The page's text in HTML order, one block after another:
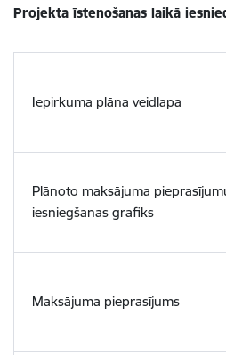
Projekta īstenošanas laikā
Iepirkuma plāna veidlapa
Plānoto maksājuma
iesniegšanas grafiks
Maksājuma pieprasījums